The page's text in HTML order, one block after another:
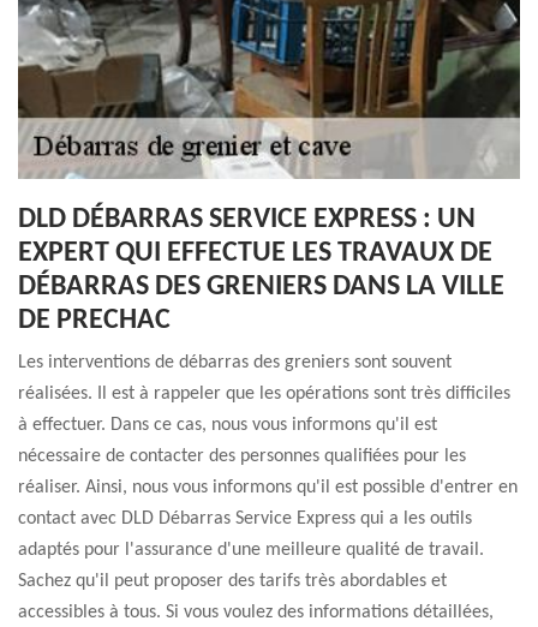
DLD DÉBARRAS SERVICE EXPRESS : UN
EXPERT QUI EFFECTUE LES TRAVAUX DE
DÉBARRAS DES GRENIERS DANS LA VILLE
DE PRECHAC
Les interventions de débarras des greniers sont souvent
réalisées. Il est à rappeler que les opérations sont très difficiles
à effectuer. Dans ce cas, nous vous informons qu'il est
nécessaire de contacter des personnes qualifiées pour les
réaliser. Ainsi, nous vous informons qu'il est possible d'entrer en
contact avec DLD Débarras Service Express qui a les outils
adaptés pour l'assurance d'une meilleure qualité de travail.
Sachez qu'il peut proposer des tarifs très abordables et
accessibles à tous. Si vous voulez des informations détaillées,